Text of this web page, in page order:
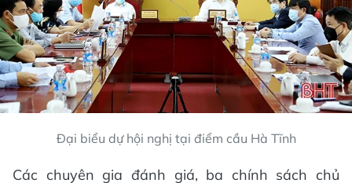
Đại biểu dự hội nghị tại điểm cầu Hà Tĩnh
Các chuyên gia đánh giá, ba chính sách chủ